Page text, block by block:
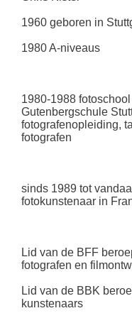
1960 geboren in
1980 A-niveaus
1980-1988
Gutenbergschule
fotografenopleiding,
fotografen
sinds 1989 tot
fotokunstenaar in
Lid van de BFF
fotografen en
Lid van de BBK
kunstenaars